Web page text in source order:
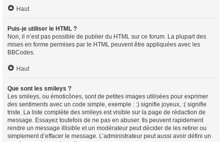
Haut
Puis-je utiliser le HTML ?
Non, il n’est pas possible de publier du HTML sur ce forum. La plupart des
mises en forme permises par le HTML peuvent être appliquées avec les
BBCodes.
Haut
Que sont les smileys ?
Les smileys, ou émoticônes, sont de petites images utilisées pour exprimer
des sentiments avec un code simple, exemple : :) signifie joyeux, :( signifie
triste. La liste complète des smileys est visible sur la page de rédaction de
message. Essayez toutefois de ne pas en abuser. Ils peuvent rapidement
rendre un message illisible et un modérateur peut décider de les retirer ou
simplement d’effacer le message. L’administrateur peut aussi avoir défini un